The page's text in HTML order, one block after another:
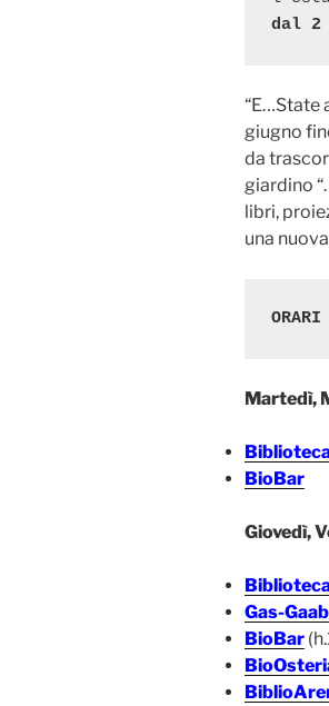
dal 2
“E…State
giugno
da
giardino
libri,
una
ORARI
Martedì,
BioBar
Giovedì,
Gas-
BioBar